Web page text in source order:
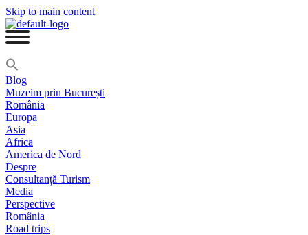
Skip to main content
Blog
Muzeim prin București
România
Europa
Asia
Africa
America de Nord
Despre
Consultanță Turism
Media
Perspective
România
Road trips